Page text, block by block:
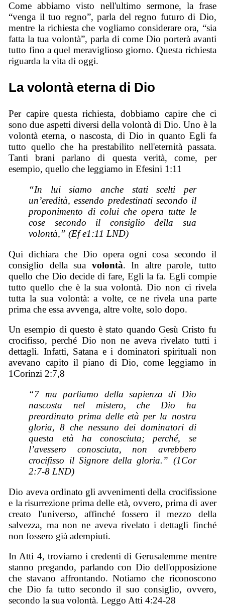
Come abbiamo visto nell'ultimo sermone, la frase
“venga il tuo regno”, parla del regno futuro di Dio,
mentre la richiesta che vogliamo considerare ora, “sia
fatta la tua volontà”, parla di come Dio porterà avanti
tutto fino a quel meraviglioso giorno. Questa richiesta
riguarda la vita di oggi.
La volontà eterna di Dio
Per capire questa richiesta, dobbiamo capire che ci
sono due aspetti diversi della volontà di Dio. Uno è la
volontà eterna, o nascosta, di Dio in quanto Egli fa
tutto quello che ha prestabilito nell'eternità passata.
Tanti brani parlano di questa verità, come, per
esempio, quello che leggiamo in Efesini 1:11
“In lui siamo anche stati scelti per
un’eredità, essendo predestinati secondo il
proponimento di colui che opera tutte le
cose secondo il consiglio della sua
volontà,” (Ef e1:11 LND)
Qui dichiara che Dio opera ogni cosa secondo il
consiglio della sua volontà. In altre parole, tutto
quello che Dio decide di fare, Egli la fa. Egli compie
tutto quello che è la sua volontà. Dio non ci rivela
tutta la sua volontà: a volte, ce ne rivela una parte
prima che essa avvenga, altre volte, solo dopo.
Un esempio di questo è stato quando Gesù Cristo fu
crocifisso, perché Dio non ne aveva rivelato tutti i
dettagli. Infatti, Satana e i dominatori spirituali non
avevano capito il piano di Dio, come leggiamo in
1Corinzi 2:7,8
“7 ma parliamo della sapienza di Dio
nascosta nel mistero, che Dio ha
preordinato prima delle età per la nostra
gloria, 8 che nessuno dei dominatori di
questa età ha conosciuta; perché, se
l’avessero conosciuta, non avrebbero
crocifisso il Signore della gloria.” (1Cor
2:7-8 LND)
Dio aveva ordinato gli avvenimenti della crocifissione
e la risurrezione prima delle età, ovvero, prima di aver
creato l'universo, affinché fossero il mezzo della
salvezza, ma non ne aveva rivelato i dettagli finché
non fossero già adempiuti.
In Atti 4, troviamo i credenti di Gerusalemme mentre
stanno pregando, parlando con Dio dell'opposizione
che stavano affrontando. Notiamo che riconoscono
che Dio fa tutto secondo il suo consiglio, ovvero,
secondo la sua volontà. Leggo Atti 4:24-28